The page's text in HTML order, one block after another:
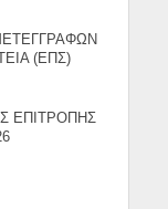
(ΕΠΣ)
ΕΠΙΤΡΟΠΗΣ